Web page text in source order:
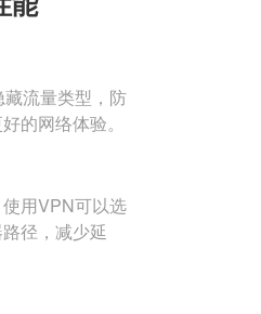
流量类型，防
的网络体验。
用VPN可以选
径，减少延